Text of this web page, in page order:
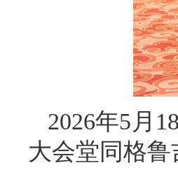
2026年5月
大会堂同格